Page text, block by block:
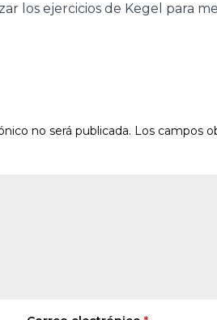
los ejercicios de Kegel para
no será publicada. Los campos